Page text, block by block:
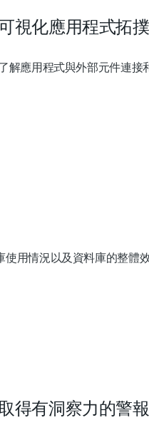
視化應用程式拓撲
解應用程式與外部元件連接
用情況以及資料庫的整體
得有洞察力的警報